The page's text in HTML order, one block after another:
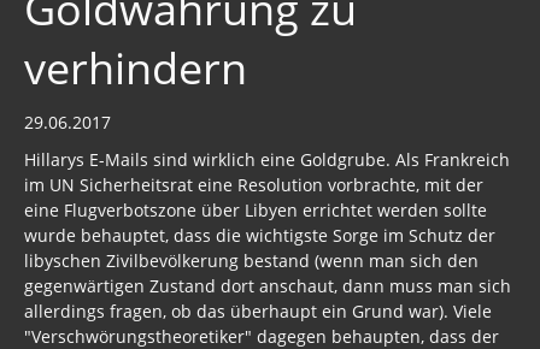
Hörbücher
Trump, Putin, Xi und die Fliehkräfte
Tod der Tartarie
Wikileaks Daten
Bücher pdf
BRD / Deutschland
verhindern
29.06.2017
Hillarys E-Mails sind wirklich eine Goldgrube. Als Frankreich
im UN Sicherheitsrat eine Resolution vorbrachte, mit der
eine Flugverbotszone über Libyen errichtet werden sollte
wurde behauptet, dass die wichtigste Sorge im Schutz der
libyschen Zivilbevölkerung bestand (wenn man sich den
gegenwärtigen Zustand dort anschaut, dann muss man sich
allerdings fragen, ob das überhaupt ein Grund war). Viele
"Verschwörungstheoretiker" dagegen behaupten, dass der